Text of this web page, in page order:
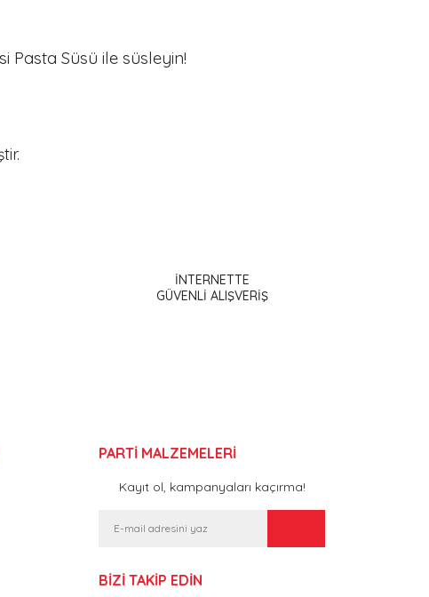
Pasta Süsü ile süsleyin!
İNTERNETTE
GÜVENLİ ALIŞVERİŞ
PARTİ MALZEMELERİ
Kayıt ol, kampanyaları kaçırma!
BİZİ TAKİP EDİN